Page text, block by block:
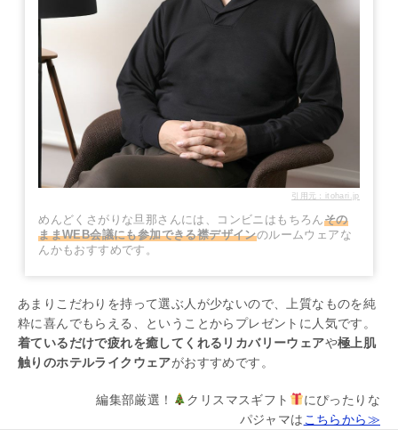
引用元：itohari.jp
めんどくさがりな旦那さんには、コンビニはもちろんその
ままWEB会議にも参加できる襟デザインのルームウェアな
んかもおすすめです。
あまりこだわりを持って選ぶ人が少ないので、上質なものを純
粋に喜んでもらえる、ということからプレゼントに人気です。
着ているだけで疲れを癒してくれるリカバリーウェアや極上肌
触りのホテルライクウェアがおすすめです。
編集部厳選！ クリスマスギフト
にぴったりな
パジャマは こちらから≫